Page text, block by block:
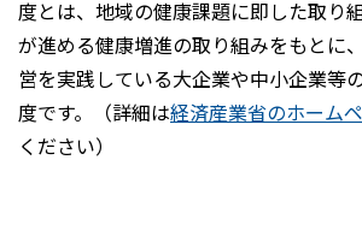
度とは、地域の健康課題に即した取り
が進める健康増進の取り組みをもとに
営を実践している大企業や中小企業等
度です。（詳細は経済産業省のホーム
ください）